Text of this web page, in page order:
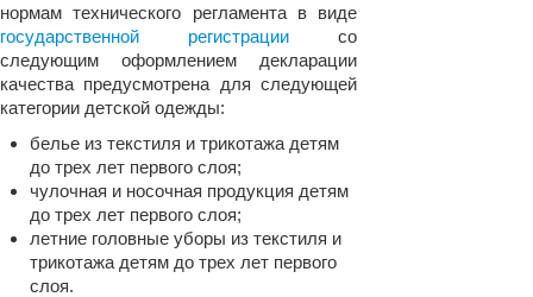
нормам технического регламента в виде
государственной регистрации со
следующим оформлением декларации
качества предусмотрена для следующей
категории детской одежды:
белье из текстиля и трикотажа детям
до трех лет первого слоя;
чулочная и носочная продукция детям
до трех лет первого слоя;
летние головные уборы из текстиля и
трикотажа детям до трех лет первого
слоя.